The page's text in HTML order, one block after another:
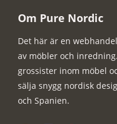
Om Pure Nordic
Det här är en
av möbler och
grossister inom möbel
sälja snygg nordisk
och Spanien.